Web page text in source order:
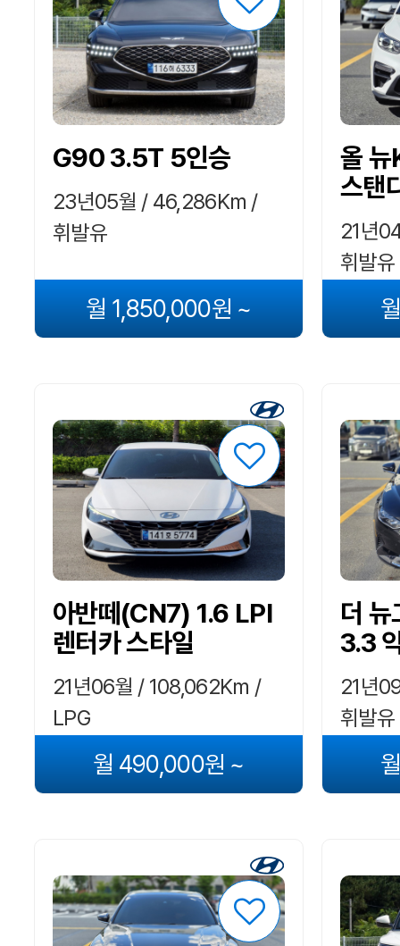
G90 3.5T 5인승
23년05월 / 46,286Km /
휘발유
월 1,850,000원 ~
올 뉴
스탠
21년
휘발유
아반떼(CN7) 1.6 LPI
렌터카 스타일
21년06월 / 108,062Km /
LPG
월 490,000원 ~
더 뉴
3.3
21년
휘발유